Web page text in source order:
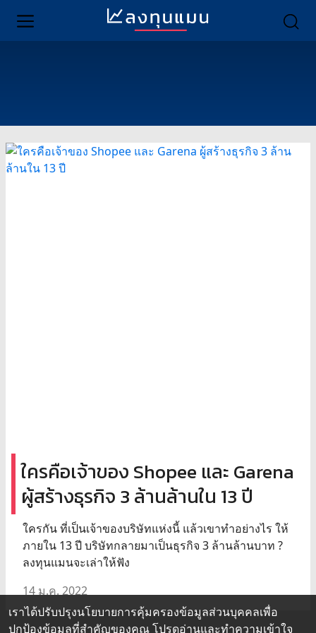
ใครคือเจ้าของ Shopee และ Garena
ผู้สร้างธุรกิจ 3 ล้านล้านใน 13 ปี
ใครกัน ที่เป็นเจ้าของบริษัทแห่งนี้ แล้วเขาทำอย่างไร ให้
ภายใน 13 ปี บริษัทกลายมาเป็นธุรกิจ 3 ล้านล้านบาท ?
ลงทุนแมนจะเล่าให้ฟัง
14 ม.ค. 2022
เราได้ปรับปรุงนโยบายการคุ้มครองข้อมูลส่วนบุคคลเพื่อ
ปกป้องข้อมูลที่สำคัญของคุณ โปรดอ่านและทำความเข้าใจ